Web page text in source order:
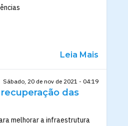
Leia Mais
Sábado, 20 de nov de 2021 - 04:19
das
melhorar a infraestrutura